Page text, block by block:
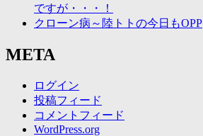
ですが・・・！
クローン病～陸トトの今日もOPP
META
ログイン
投稿フィード
コメントフィード
WordPress.org